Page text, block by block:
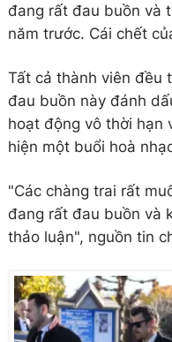
đang rất đau buồn và
năm trước. Cái chết
Tất cả thành viên đều
đau buồn này đánh
hoạt động vô thời hạn
hiện một buổi hoà
"Các chàng trai rất
đang rất đau buồn và
thảo luận", nguồn tin